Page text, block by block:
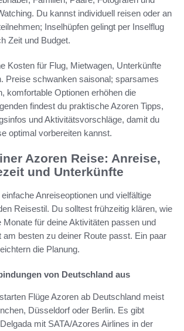
Du kannst individuell reisen oder an
Inselhüpfen gelingt per Inselflug
Zeit und Budget.
Kosten für Flug, Mietwagen, Unterkünfte
Preise schwanken saisonal; sparsames
komfortable Optionen erhöhen die
findest du praktische Azoren Tipps,
und Aktivitätsvorschläge, damit du
optimal vorbereiten kannst.
Azoren Reise: Anreise,
und Unterkünfte
Anreiseoptionen und vielfältige
Reisestil. Du solltest frühzeitig klären, wie
Monate für deine Aktivitäten passen und
am besten zu deiner Route passt. Ein paar
die Planung.
von Deutschland aus
Flüge Azoren ab Deutschland meist
Düsseldorf oder Berlin. Es gibt
mit SATA/Azores Airlines in der